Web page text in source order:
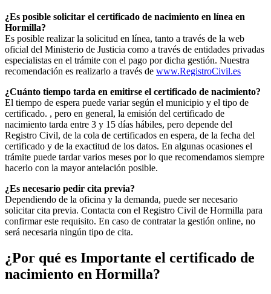
¿Es posible solicitar el certificado de nacimiento en línea en
Hormilla?
Es posible realizar la solicitud en línea, tanto a través de la web
oficial del Ministerio de Justicia como a través de entidades privadas
especialistas en el trámite con el pago por dicha gestión. Nuestra
recomendación es realizarlo a través de www.RegistroCivil.es
¿Cuánto tiempo tarda en emitirse el certificado de nacimiento?
El tiempo de espera puede variar según el municipio y el tipo de
certificado. , pero en general, la emisión del certificado de
nacimiento tarda entre 3 y 15 días hábiles, pero depende del
Registro Civil, de la cola de certificados en espera, de la fecha del
certificado y de la exactitud de los datos. En algunas ocasiones el
trámite puede tardar varios meses por lo que recomendamos siempre
hacerlo con la mayor antelación posible.
¿Es necesario pedir cita previa?
Dependiendo de la oficina y la demanda, puede ser necesario
solicitar cita previa. Contacta con el Registro Civil de Hormilla para
confirmar este requisito. En caso de contratar la gestión online, no
será necesaria ningún tipo de cita.
¿Por qué es Importante el certificado de
nacimiento en Hormilla?